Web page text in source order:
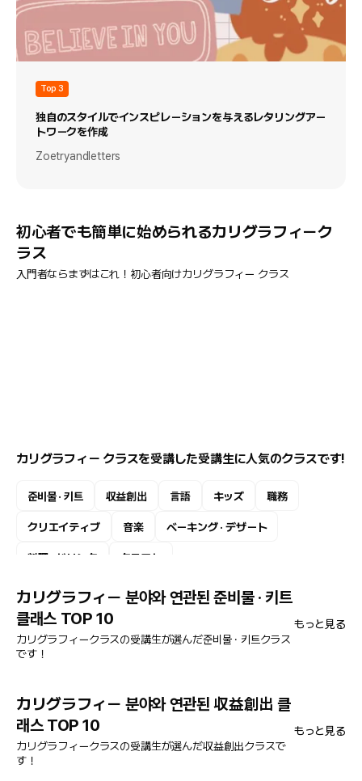
Top 3
独自のスタイルでインスピレーションを与えるレタリングアー
トワークを作成
Zoetryandletters
初心者でも簡単に始められるカリグラフィーク
ラス
入門者ならまずはこれ！初心者向けカリグラフィー クラス
カリグラフィー クラスを受講した受講生に人気のクラスです!
준비물 · 키트 収益創出 言語 キッズ 職務
クリエイティブ 音楽 ベーキング · デザート
料理 · ドリンク クラフト
カリグラフィー 분야와 연관된 준비물 · 키트
클래스 TOP 10
カリグラフィークラスの受講生が選んだ준비물 · 키트クラス
です！
もっと見る
カリグラフィー 분야와 연관된 収益創出 클
래스 TOP 10
カリグラフィークラスの受講生が選んだ収益創出クラスで
す！
もっと見る